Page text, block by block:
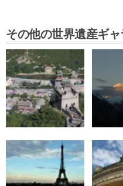
その他の世界遺産ギャ